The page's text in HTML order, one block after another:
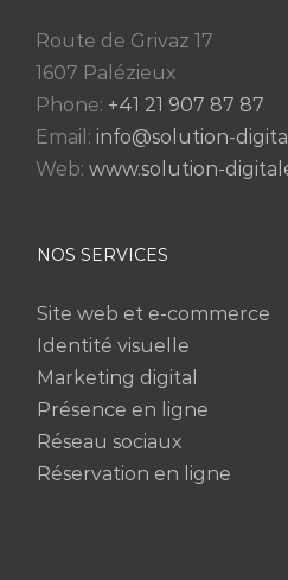
Route de Grivaz 17
1607 Palézieux
Phone: +41 21 907 87 87
Email: info@solution-
Web: www.solution-
NOS SERVICES
Site web et e-commerce
Identité visuelle
Marketing digital
Présence en ligne
Réseau sociaux
Réservation en ligne